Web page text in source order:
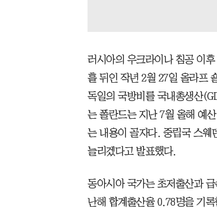
러시아의 우크라이나 침공 이
흘 뒤인 작년 2월 27일 올라프
독일의 국방비를 국내총생산
는 폴란드는 지난 7월 올해 예
는 내용이 골자다. 중립국 스웨
늘리겠다고 발표했다.
동아시아 국가는 초저출산과
난해 합계출산율 0.78명을 기